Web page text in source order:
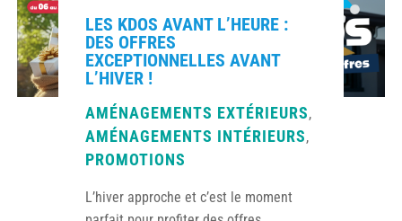
LES KDOS AVANT L’HEURE :
DES OFFRES
EXCEPTIONNELLES AVANT
L’HIVER !
AMÉNAGEMENTS EXTÉRIEURS,
AMÉNAGEMENTS INTÉRIEURS,
PROMOTIONS
L’hiver approche et c’est le moment